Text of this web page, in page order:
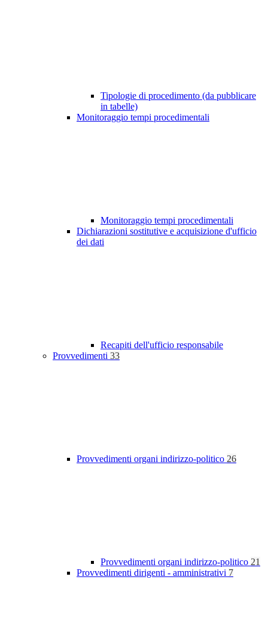
Tipologie di procedimento (da pubblicare
in tabelle)
Monitoraggio tempi procedimentali
Monitoraggio tempi procedimentali
Dichiarazioni sostitutive e acquisizione d'ufficio
dei dati
Recapiti dell'ufficio responsabile
Provvedimenti 33
Provvedimenti organi indirizzo-politico 26
Provvedimenti organi indirizzo-politico 21
Provvedimenti dirigenti - amministrativi 7